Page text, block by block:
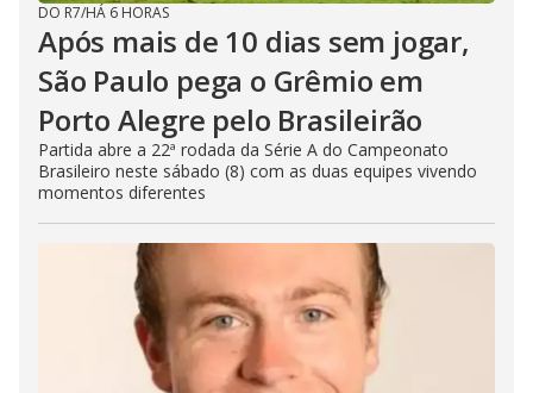
DO R7/HÁ 6 HORAS
Após mais de 10 dias sem jogar,
São Paulo pega o Grêmio em
Porto Alegre pelo Brasileirão
Partida abre a 22ª rodada da Série A do Campeonato
Brasileiro neste sábado (8) com as duas equipes vivendo
momentos diferentes